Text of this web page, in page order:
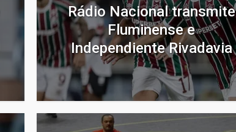
Rádio Nacional transmite
Fluminense e
Independiente Rivadavia